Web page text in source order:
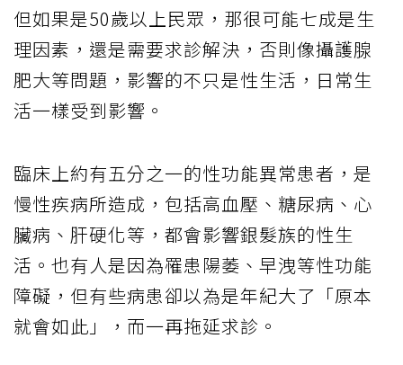
但如果是50歲以上民眾，那很可能七成是生
理因素，還是需要求診解決，否則像攝護腺
肥大等問題，影響的不只是性生活，日常生
活一樣受到影響。
臨床上約有五分之一的性功能異常患者，是
慢性疾病所造成，包括高血壓、糖尿病、心
臟病、肝硬化等，都會影響銀髮族的性生
活。也有人是因為罹患陽萎、早洩等性功能
障礙，但有些病患卻以為是年紀大了「原本
就會如此」，而一再拖延求診。